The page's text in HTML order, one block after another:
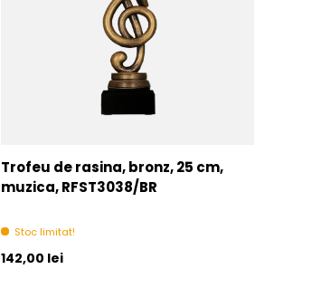
Trofeu de rasina, bronz, 25 cm,
muzica, RFST3038/BR
Stoc limitat!
Pret initial
142,00 lei